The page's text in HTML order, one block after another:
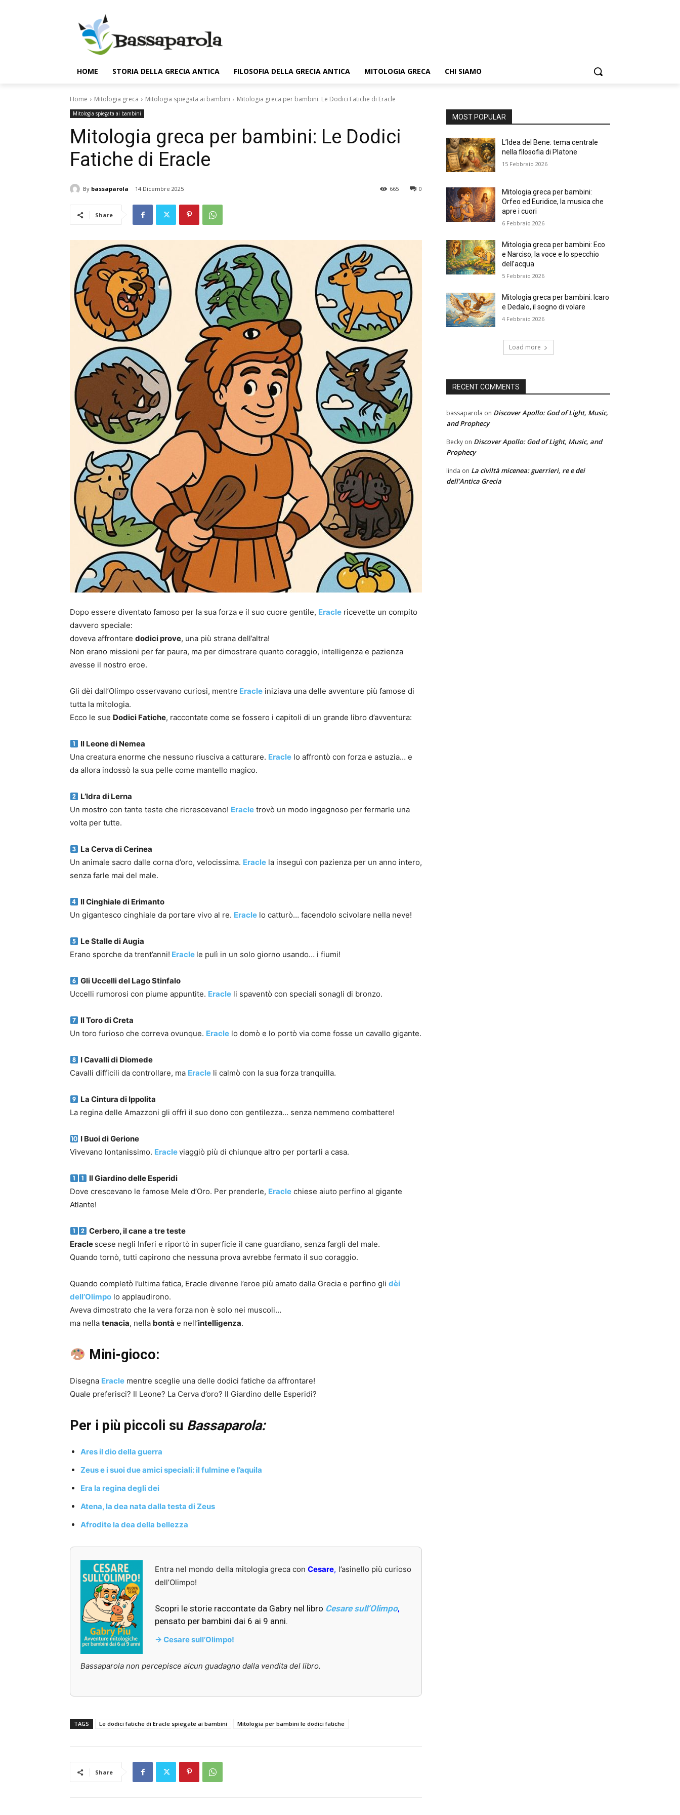
HOME STORIA DELLA GRECIA ANTICA FILOSOFIA DELLA GRECIA ANTICA MITOLOGIA GRECA CHI SIAMO
Home Mitologia greca Mitologia spiegata ai bambini Mitologia greca per bambini: Le Dodici Fatiche di Eracle
Mitologia spiegata ai bambini
Mitologia greca per bambini: Le Dodici
Fatiche di Eracle
By bassaparola 14 Dicembre 2025 0
665
Share
Dopo essere diventato famoso per la sua forza e il suo cuore gentile, Eracle ricevette un compito
davvero speciale:
doveva affrontare dodici prove, una più strana dell’altra!
Non erano missioni per far paura, ma per dimostrare quanto coraggio, intelligenza e pazienza
avesse il nostro eroe.
Gli dèi dall’Olimpo osservavano curiosi, mentre Eracle iniziava una delle avventure più famose di
tutta la mitologia.
Ecco le sue Dodici Fatiche, raccontate come se fossero i capitoli di un grande libro d’avventura:
Il Leone di Nemea
Una creatura enorme che nessuno riusciva a catturare. Eracle lo affrontò con forza e astuzia… e
da allora indossò la sua pelle come mantello magico.
L’Idra di Lerna
Un mostro con tante teste che ricrescevano! Eracle trovò un modo ingegnoso per fermarle una
volta per tutte.
La Cerva di Cerinea
Un animale sacro dalle corna d’oro, velocissima. Eracle la inseguì con pazienza per un anno intero,
senza farle mai del male.
Il Cinghiale di Erimanto
Un gigantesco cinghiale da portare vivo al re. Eracle lo catturò… facendolo scivolare nella neve!
Le Stalle di Augia
Erano sporche da trent’anni! Eracle le pulì in un solo giorno usando… i fiumi!
Gli Uccelli del Lago Stinfalo
Uccelli rumorosi con piume appuntite. Eracle li spaventò con speciali sonagli di bronzo.
Il Toro di Creta
Un toro furioso che correva ovunque. Eracle lo domò e lo portò via come fosse un cavallo gigante.
I Cavalli di Diomede
Cavalli difficili da controllare, ma Eracle li calmò con la sua forza tranquilla.
La Cintura di Ippolita
La regina delle Amazzoni gli offrì il suo dono con gentilezza… senza nemmeno combattere!
I Buoi di Gerione
Vivevano lontanissimo. Eracleviaggiò più di chiunque altro per portarli a casa.
Il Giardino delle Esperidi
Dove crescevano le famose Mele d’Oro. Per prenderle, Eracle chiese aiuto perfino al gigante
Atlante!
Cerbero, il cane a tre teste
Eracle scese negli Inferi e riportò in superficie il cane guardiano, senza fargli del male.
Quando tornò, tutti capirono che nessuna prova avrebbe fermato il suo coraggio.
Quando completò l’ultima fatica, Eracle divenne l’eroe più amato dalla Grecia e perfino gli dèi
dell’Olimpo lo applaudirono.
Aveva dimostrato che la vera forza non è solo nei muscoli…
ma nella tenacia, nella bontà e nell’intelligenza.
Mini-gioco:
Disegna Eracle mentre sceglie una delle dodici fatiche da affrontare!
Quale preferisci? Il Leone? La Cerva d’oro? Il Giardino delle Esperidi?
Per i più piccoli su Bassaparola:
Ares il dio della guerra
Zeus e i suoi due amici speciali: il fulmine e l’aquila
Era la regina degli dei
Atena, la dea nata dalla testa di Zeus
Afrodite la dea della bellezza
Entra nel mondo della mitologia greca conCesare, l’asinello più curioso
dell’Olimpo!
Scopri le storie raccontate da Gabry nel libro Cesare sull’Olimpo,
pensato per bambini dai 6 ai 9 anni.
-> Cesare sull’Olimpo!
Bassaparola non percepisce alcun guadagno dalla vendita del libro.
TAGS Le dodici fatiche di Eracle spiegate ai bambini Mitologia per bambini le dodici fatiche
Share
MOST POPULAR
L’Idea del Bene: tema centrale
nella filosofia di Platone
15 Febbraio 2026
Mitologia greca per bambini:
Orfeo ed Euridice, la musica che
apre i cuori
6 Febbraio 2026
Mitologia greca per bambini: Eco
e Narciso, la voce e lo specchio
dell’acqua
5 Febbraio 2026
Mitologia greca per bambini: Icaro
e Dedalo, il sogno di volare
4 Febbraio 2026
Load more
RECENT COMMENTS
bassaparola on Discover Apollo: God of Light, Music,
and Prophecy
Becky on Discover Apollo: God of Light, Music, and
Prophecy
linda on La civiltà micenea: guerrieri, re e dei
dell’Antica Grecia